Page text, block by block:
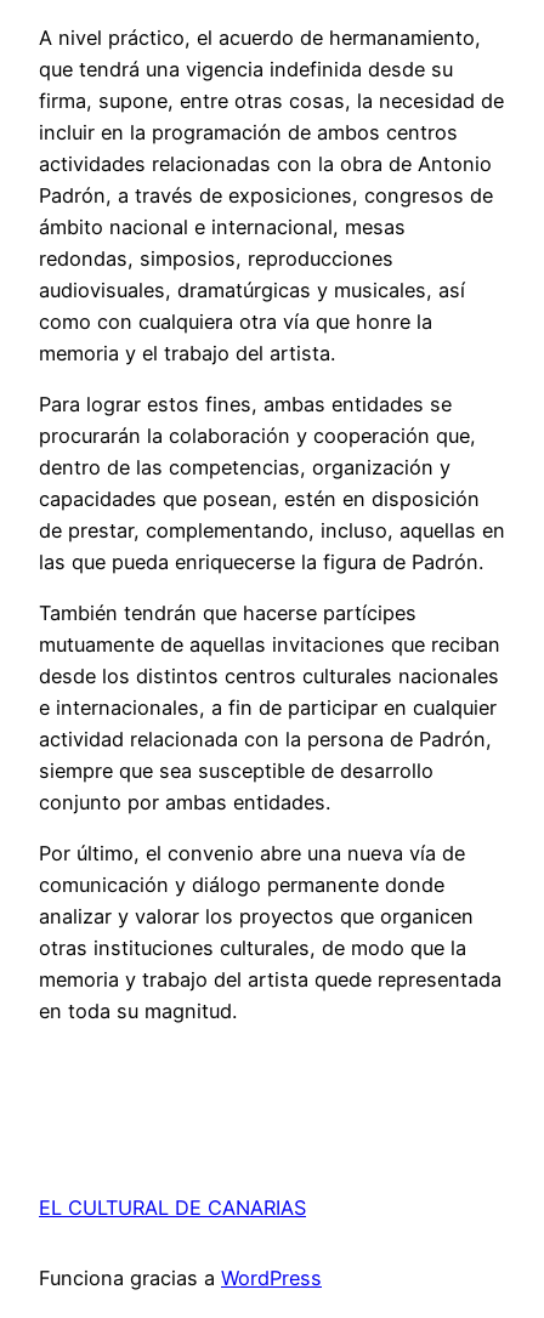
A nivel práctico, el acuerdo de hermanamiento,
que tendrá una vigencia indefinida desde su
firma, supone, entre otras cosas, la necesidad de
incluir en la programación de ambos centros
actividades relacionadas con la obra de Antonio
Padrón, a través de exposiciones, congresos de
ámbito nacional e internacional, mesas
redondas, simposios, reproducciones
audiovisuales, dramatúrgicas y musicales, así
como con cualquiera otra vía que honre la
memoria y el trabajo del artista.
Para lograr estos fines, ambas entidades se
procurarán la colaboración y cooperación que,
dentro de las competencias, organización y
capacidades que posean, estén en disposición
de prestar, complementando, incluso, aquellas en
las que pueda enriquecerse la figura de Padrón.
También tendrán que hacerse partícipes
mutuamente de aquellas invitaciones que reciban
desde los distintos centros culturales nacionales
e internacionales, a fin de participar en cualquier
actividad relacionada con la persona de Padrón,
siempre que sea susceptible de desarrollo
conjunto por ambas entidades.
Por último, el convenio abre una nueva vía de
comunicación y diálogo permanente donde
analizar y valorar los proyectos que organicen
otras instituciones culturales, de modo que la
memoria y trabajo del artista quede representada
en toda su magnitud.
EL CULTURAL DE CANARIAS
Funciona gracias a WordPress